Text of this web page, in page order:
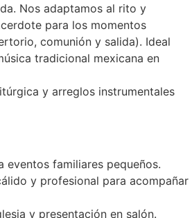
Nos adaptamos al rito y
para los momentos
comunión y salida). Ideal
tradicional mexicana en
y arreglos instrumentales
eventos familiares pequeños.
y profesional para acompañar
y presentación en salón.